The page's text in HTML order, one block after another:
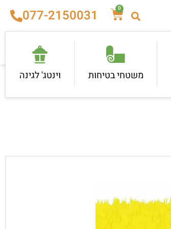
0
077-2150031
משטחי בטיחות וינטג' לגינה